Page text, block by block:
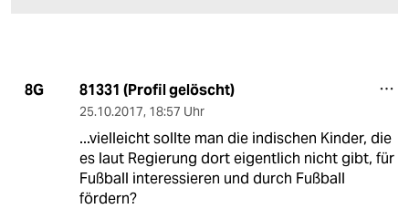
8G 81331 (Profil gelöscht)
25.10.2017, 18:57 Uhr
...vielleicht sollte man die indischen Kinder, die
es laut Regierung dort eigentlich nicht gibt, für
Fußball interessieren und durch Fußball
fördern?